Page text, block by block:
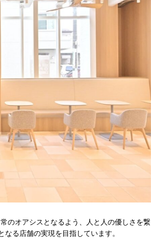
のオアシスとなるよう、⼈と⼈の優しさを繋
る店舗の実現を⽬指しています。